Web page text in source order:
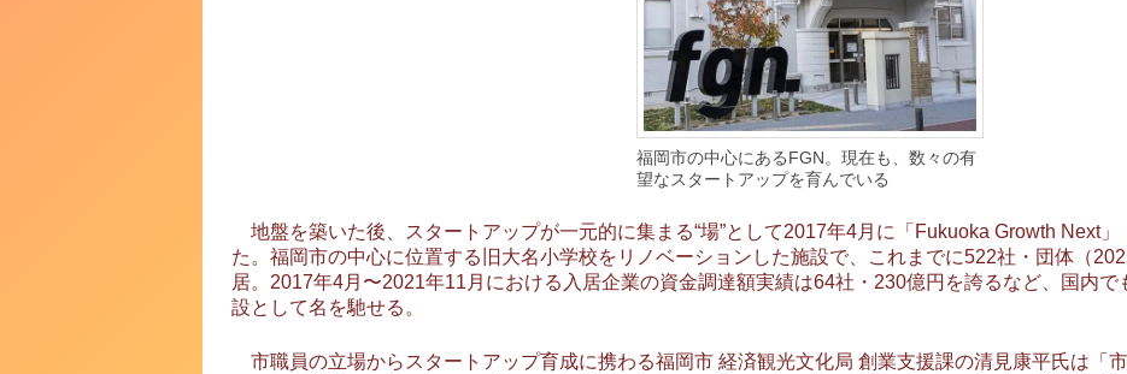
福岡市の中心にあるFGN。現在も、数々の有
望なスタートアップを育んでいる
地盤を築いた後、スタートアップが一元的に集まる“場”として2017年4月に「Fukuoka Growth Next
た。福岡市の中心に位置する旧大名小学校をリノベーションした施設で、これまでに522社・団体（
居。2017年4月〜2021年11月における入居企業の資金調達額実績は64社・230億円を誇るなど、国内
設として名を馳せる。
市職員の立場からスタートアップ育成に携わる福岡市 経済観光文化局 創業支援課の清見康平氏は「